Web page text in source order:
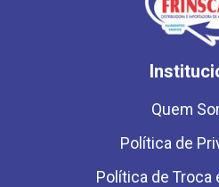
Quem
Política de
Política de Troca